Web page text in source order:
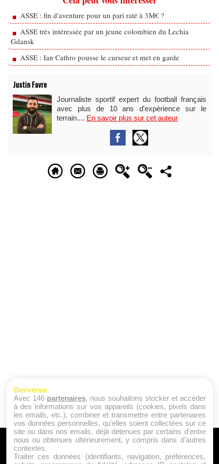
ASSE : fin d'aventure pour un pari raté à 3M€ ?
ASSE très intéressée par un jeune colombien du Lechia
Gdansk
ASSE : Ian Cathro pousse le curseur et met en garde
Justin Favre
Journaliste sportif expert du football français
avec plus de 10 ans d'expérience sur le
terrain.... En savoir plus sur cet auteur
A PROPOS
Qui sommes nous ?
Bienvenue
Avec 146 partenaires, nous souhaitons stocker et accéder
à des informations sur vos appareils (cookies, pixels dans
les emails, etc.), combiner et transmettre entre partenaires
vos données personnelles, qu'elles soient collectées sur ce
site ou dans nos emails, déjà détenues par certains d'entre
nous ou obtenues ultérieurement, y compris dans d'autres
contextes.
Traiter ces données (identifiants, navigation, préférences,